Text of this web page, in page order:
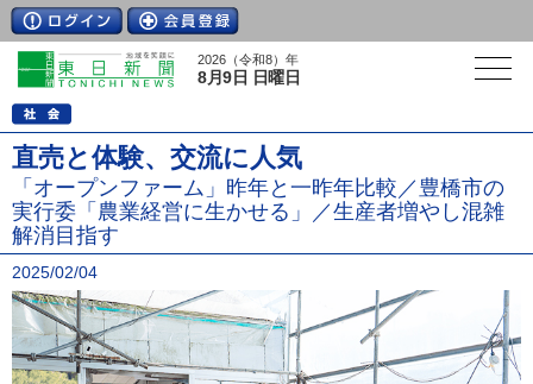
2026（令和8）年
8月9日 日曜日
直売と体験、交流に人気
「オープンファーム」昨年と一昨年比較／豊橋市の
実行委「農業経営に生かせる」／生産者増やし混雑
解消目指す
2025/02/04